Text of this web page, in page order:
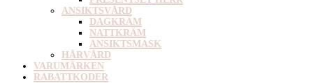
ANSIKTSVÅRD
DAGKRÄM
NATTKRÄM
ANSIKTSMASK
HÅRVÅRD
VARUMÄRKEN
RABATTKODER